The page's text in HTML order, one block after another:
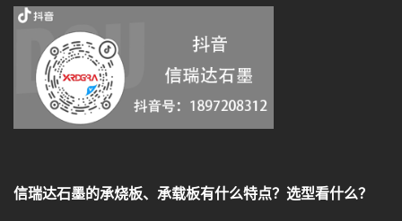
信瑞达石墨的承烧板、承载板有什么特点？选型看什么？